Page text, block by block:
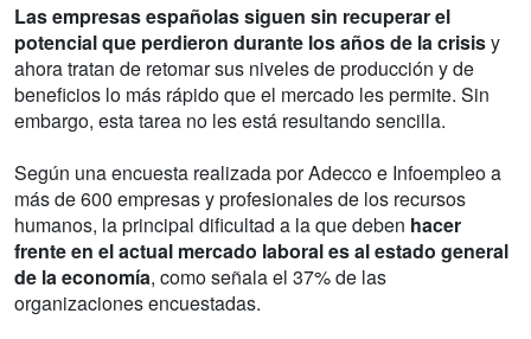
Las empresas españolas siguen sin recuperar el
potencial que perdieron durante los años de la crisisy
ahora tratan de retomar sus niveles de producción y de
beneficios lo más rápido que el mercado les permite. Sin
embargo, esta tarea no les está resultando sencilla.
Según una encuesta realizada por Adecco e Infoempleo a
más de 600 empresas y profesionales de los recursos
humanos, la principal dificultad a la que deben hacer
frente en el actual mercado laboral es al estado general
de la economía, como señala el 37% de las
organizaciones encuestadas.